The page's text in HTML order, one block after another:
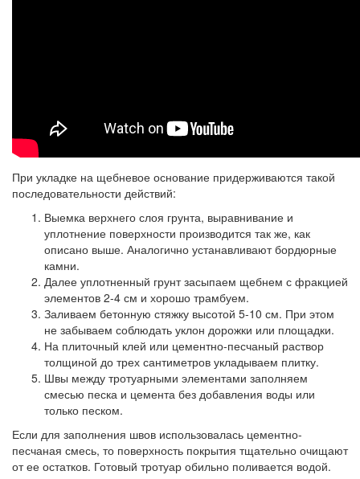
При укладке на щебневое основание придерживаются такой
последовательности действий:
Выемка верхнего слоя грунта, выравнивание и
уплотнение поверхности производится так же, как
описано выше. Аналогично устанавливают бордюрные
камни.
Далее уплотненный грунт засыпаем щебнем с фракцией
элементов 2-4 см и хорошо трамбуем.
Заливаем бетонную стяжку высотой 5-10 см. При этом
не забываем соблюдать уклон дорожки или площадки.
На плиточный клей или цементно-песчаный раствор
толщиной до трех сантиметров укладываем плитку.
Швы между тротуарными элементами заполняем
смесью песка и цемента без добавления воды или
только песком.
Если для заполнения швов использовалась цементно-
песчаная смесь, то поверхность покрытия тщательно очищают
от ее остатков. Готовый тротуар обильно поливается водой.